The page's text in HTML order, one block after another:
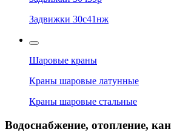
Задвижки 30с41нж
Шаровые краны
Краны шаровые латунные
Краны шаровые стальные
Водоснабжение, отопление,